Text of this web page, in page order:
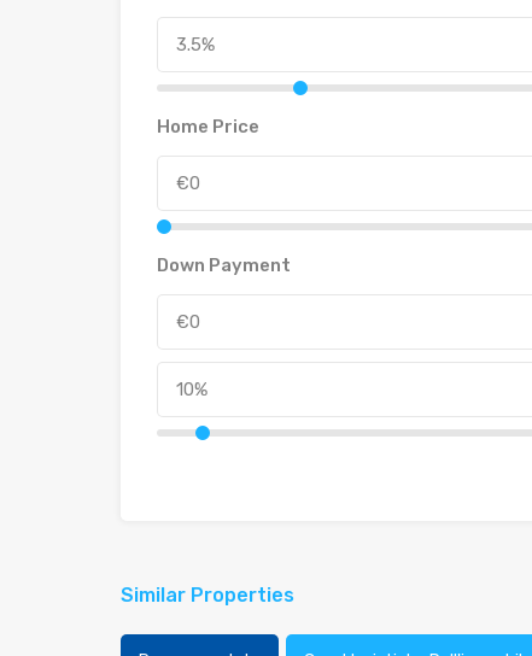
Home Price
Down Payment
Similar Properties